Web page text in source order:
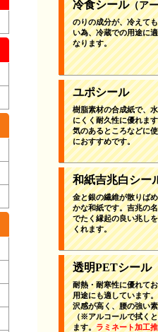
冷食シール（ア
のりの成分が、冷えて
い為、冷蔵での用途に
なります。
ユポシール
樹脂素材の合成紙で、
にくく耐久性に優れま
気のあるところなどに
におすすめです。
和紙吉兆白シー
金と銀の繊維が散りば
かな和紙です。吉兆の
でたく縁起の良い兆し
くれます。
透明PETシール
耐熱・耐寒性に優れて
用途にも適しています
沢感が高く、腰の強い
（※アルコールで拭く
ます。ラミネート加工